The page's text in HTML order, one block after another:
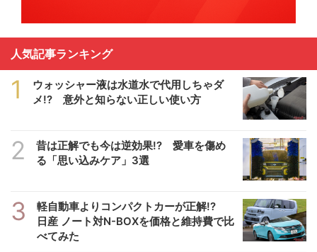
人気記事ランキング
1
ウォッシャー液は水道水で代用しちゃダ
メ!? 意外と知らない正しい使い方
2
昔は正解でも今は逆効果!? 愛車を傷め
る「思い込みケア」3選
3
軽自動車よりコンパクトカーが正解!?
日産 ノート対N-BOXを価格と維持費で比
べてみた